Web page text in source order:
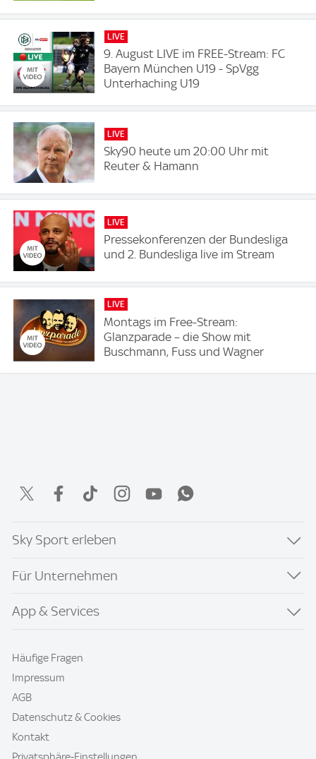
LIVE
9. August LIVE im FREE-Stream: FC
Bayern München U19 - SpVgg
Unterhaching U19
LIVE
Sky90 heute um 20:00 Uhr mit
Reuter & Hamann
LIVE
Pressekonferenzen der Bundesliga
und 2. Bundesliga live im Stream
LIVE
Montags im Free-Stream:
Glanzparade – die Show mit
Buschmann, Fuss und Wagner
Sky Sport erleben
Für Unternehmen
App & Services
Häufige Fragen
Impressum
AGB
Datenschutz & Cookies
Kontakt